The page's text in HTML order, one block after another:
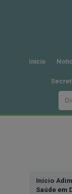
Inicio
Início›
Saúde em